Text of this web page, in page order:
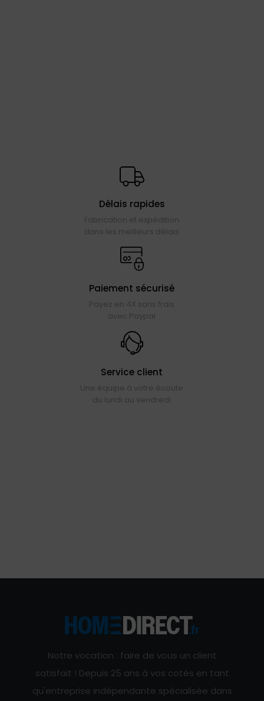
Délais rapides
Fabrication et expédition
dans les meilleurs délais
Paiement sécurisé
Payez en 4X sans frais
avec Paypal
Service client
Une équipe à votre écoute
du lundi au vendredi
Notre vocation : faire de vous un client
satisfait ! Depuis 25 ans à vos cotés en tant
qu'entreprise indépendante spécialisée dans